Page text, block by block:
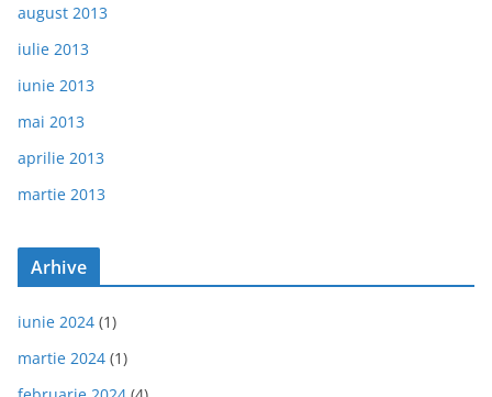
august 2013
iulie 2013
iunie 2013
mai 2013
aprilie 2013
martie 2013
Arhive
iunie 2024 (1)
martie 2024 (1)